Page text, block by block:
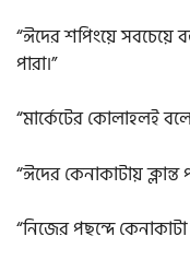
“ঈদের শপিংয়ে
পারা।”
“মার্কেটের কোলাহলই
“ঈদের কেনাকাটায় ক্লান্ত
“নিজের পছন্দে